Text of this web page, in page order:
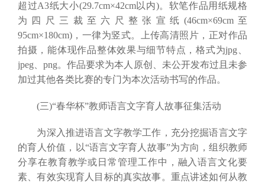
超过A3纸大小(29.7cm×42cm以内)。软笔作品用纸规格
为四尺三裁至六尺整张宣纸(46cm×69cm至
95cm×180cm)，一律为竖式。上传高清照片，正对作品
拍摄，能体现作品整体效果与细节特点，格式为jpg、
jpeg、png。作品要求为本人原创、未公开发布过且未参
加过其他各类比赛的专门为本次活动书写的作品。
(三)“春华杯”教师语言文字育人故事征集活动
为深入推进语言文字教学工作，充分挖掘语言文字
的育人价值，以“语言文字育人故事”为方向，组织教师
分享在教育教学或日常管理工作中，融入语言文化要
素、有效实现育人目标的真实故事。重点讲述如何从教